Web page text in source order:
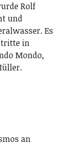
Rolf
und
Es
in
Mondo,
an